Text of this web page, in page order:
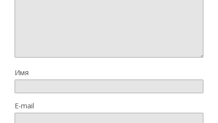
Имя
E-mail